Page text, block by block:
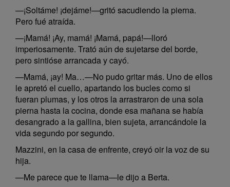
—¡Soltáme! ¡dejáme!—gritó sacudiendo la pierna.
Pero fué atraída.
—¡Mamá! ¡Ay, mamá! ¡Mamá, papá!—lloró
imperiosamente. Trató aún de sujetarse del borde,
pero sintióse arrancada y cayó.
—Mamá, ¡ay! Ma…—No pudo gritar más. Uno de ellos
le apretó el cuello, apartando los bucles como si
fueran plumas, y los otros la arrastraron de una sola
pierna hasta la cocina, donde esa mañana se había
desangrado a la gallina, bien sujeta, arrancándole la
vida segundo por segundo.
Mazzini, en la casa de enfrente, creyó oir la voz de su
hija.
—Me parece que te llama—le dijo a Berta.